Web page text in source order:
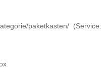
paketkasten/ (Service: